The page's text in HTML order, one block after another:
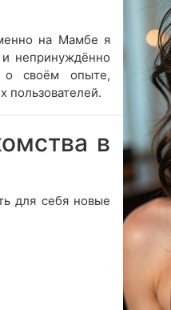
на Мамбе я
непринуждённо
о своём опыте,
пользователей.
в
для себя новые